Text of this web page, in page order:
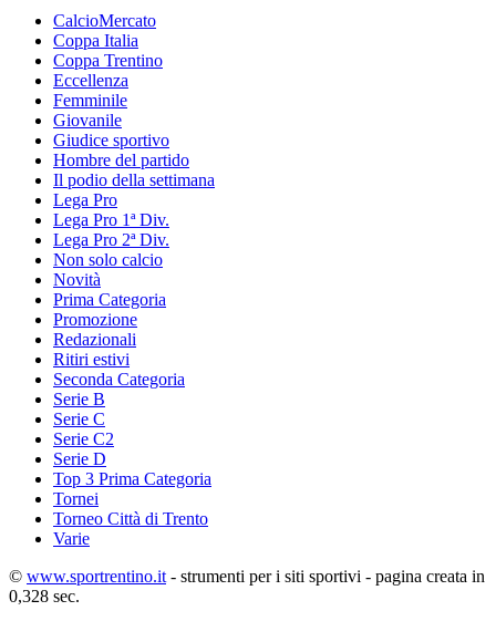
CalcioMercato
Coppa Italia
Coppa Trentino
Eccellenza
Femminile
Giovanile
Giudice sportivo
Hombre del partido
Il podio della settimana
Lega Pro
Lega Pro 1ª Div.
Lega Pro 2ª Div.
Non solo calcio
Novità
Prima Categoria
Promozione
Redazionali
Ritiri estivi
Seconda Categoria
Serie B
Serie C
Serie C2
Serie D
Top 3 Prima Categoria
Tornei
Torneo Città di Trento
Varie
© www.sportrentino.it - strumenti per i siti sportivi - pagina creata in
0,328 sec.